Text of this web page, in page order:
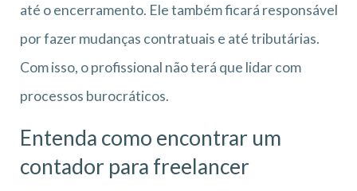
até o encerramento. Ele também ficará responsável
por fazer mudanças contratuais e até tributárias.
Com isso, o profissional não terá que lidar com
processos burocráticos.
Entenda como encontrar um
contador para freelancer